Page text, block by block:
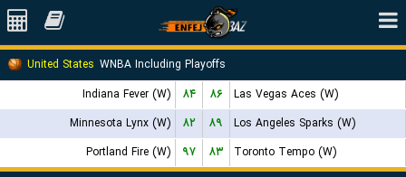
United States WNBA Including Playoffs
Indiana Fever (W)
۸۴ ۸۶
Las Vegas Aces (W)
Minnesota Lynx (W)
۸۲ ۸۹
Los Angeles Sparks (W)
Portland Fire (W)
۹۷ ۸۳
Toronto Tempo (W)